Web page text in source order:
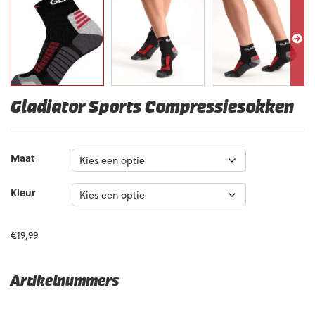
Gladiator Sports Compressiesokken
Maat
Kleur
€19,99
Artikelnummers